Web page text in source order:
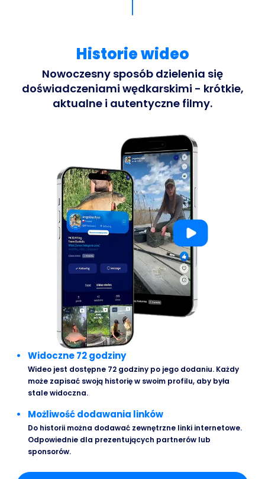
Historie wideo
Nowoczesny sposób dzielenia się
doświadczeniami wędkarskimi - krótkie,
aktualne i autentyczne filmy.
Widoczne 72 godziny
Wideo jest dostępne 72 godziny po jego dodaniu. Każdy
może zapisać swoją historię w swoim profilu, aby była
stale widoczna.
Możliwość dodawania linków
Do historii można dodawać zewnętrzne linki internetowe.
Odpowiednie dla prezentujących partnerów lub
sponsorów.